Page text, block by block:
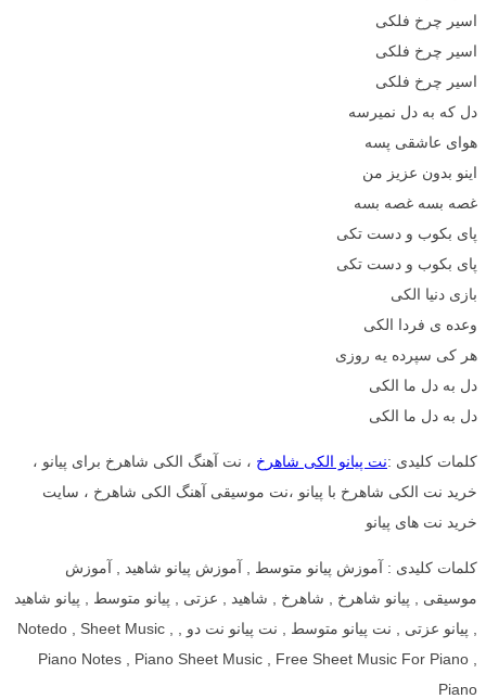
اسیر چرخ فلکی
اسیر چرخ فلکی
اسیر چرخ فلکی
دل که به دل نمیرسه
هوای عاشقی پسه
اینو بدون عزیز من
غصه بسه غصه بسه
پای بکوب و دست تکی
پای بکوب و دست تکی
بازی دنیا الکی
وعده ی فردا الکی
هر کی سپرده یه روزی
دل به دل ما الکی
دل به دل ما الکی
کلمات کلیدی :نت پیانو الکی شاهرخ ، نت آهنگ الکی شاهرخ برای پیانو ،
خرید نت الکی شاهرخ با پیانو ،نت موسیقی آهنگ الکی شاهرخ ، سایت
خرید نت های پیانو
کلمات کلیدی : آموزش پیانو متوسط , آموزش پیانو شاهید , آموزش
موسیقی , پیانو شاهرخ , شاهرخ , شاهید , عزتی , پیانو متوسط , پیانو شاهید
, پیانو عزتی , نت پیانو متوسط , نت پیانو نت دو , Notedo , Sheet Music ,
Piano Notes , Piano Sheet Music , Free Sheet Music For Piano ,
Piano